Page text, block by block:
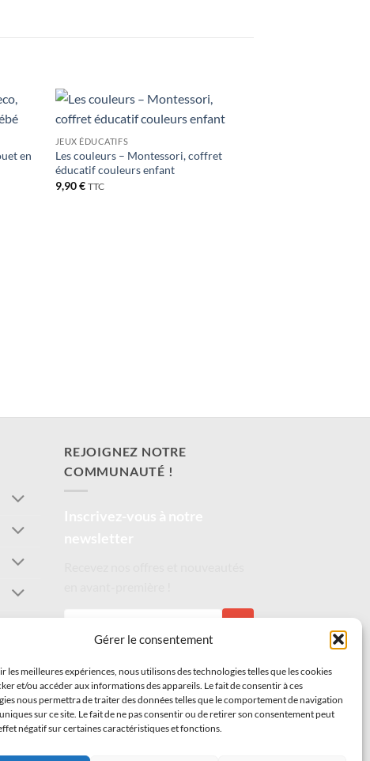
Gérer le consentement
les meilleures expériences, nous utilisons des technologies telles que les cookies
et/ou accéder aux informations des appareils. Le fait de consentir à ces
nous permettra de traiter des données telles que le comportement de navigation
sur ce site. Le fait de ne pas consentir ou de retirer son consentement peut
négatif sur certaines caractéristiques et fonctions.
de en
de
JEUX ÉDUCATIFS
Les couleurs – Montessori, coffret
éducatif couleurs enfant
9,90€ TTC
REJOIGNEZ NOTRE
COMMUNAUTÉ !